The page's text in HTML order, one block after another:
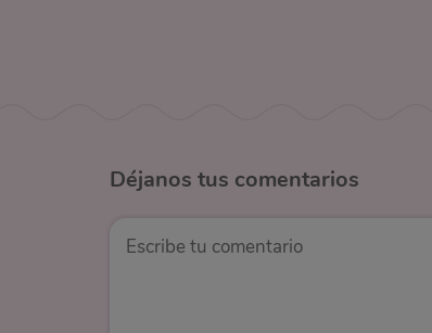
Déjanos tus comentarios